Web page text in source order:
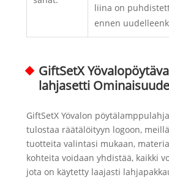
liina on
ennen
GiftSetX
lahjasetti
GiftSetX Yövalon
tulostaa räätälöityyn logoon,
tuotteita valintasi mukaan,
kohteita voidaan yhdistää, kaikki
jota on käytetty laajasti